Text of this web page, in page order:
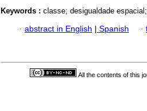
Keywords : classe; desigualdade
· abstract in English | Spanish ·
All the contents of this